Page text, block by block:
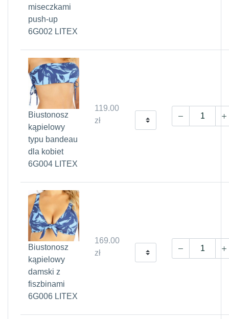
miseczkami
push-up
6G002 LITEX
Biustonosz
kąpielowy
typu bandeau
dla kobiet
6G004 LITEX
119.00
zł
Biustonosz
kąpielowy
damski z
fiszbinami
6G006 LITEX
169.00
zł